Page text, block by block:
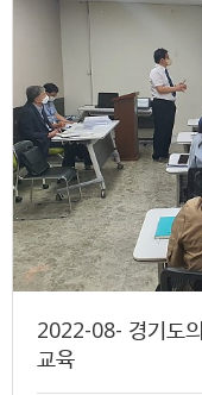
2022-08- 경기도
교육